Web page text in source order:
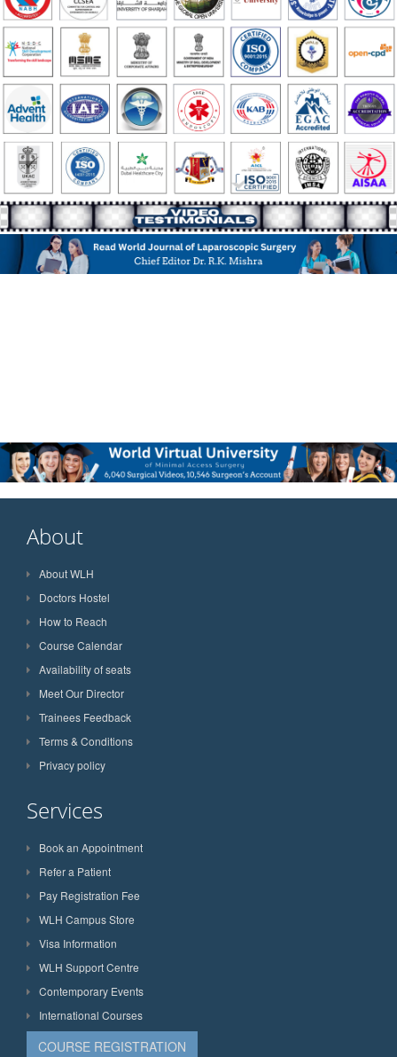
About
About WLH
Doctors Hostel
How to Reach
Course Calendar
Availability of seats
Meet Our Director
Trainees Feedback
Terms & Conditions
Privacy policy
Services
Book an Appointment
Refer a Patient
Pay Registration Fee
WLH Campus Store
Visa Information
WLH Support Centre
Contemporary Events
International Courses
COURSE REGISTRATION